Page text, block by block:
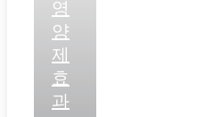
영
양
제
효
과